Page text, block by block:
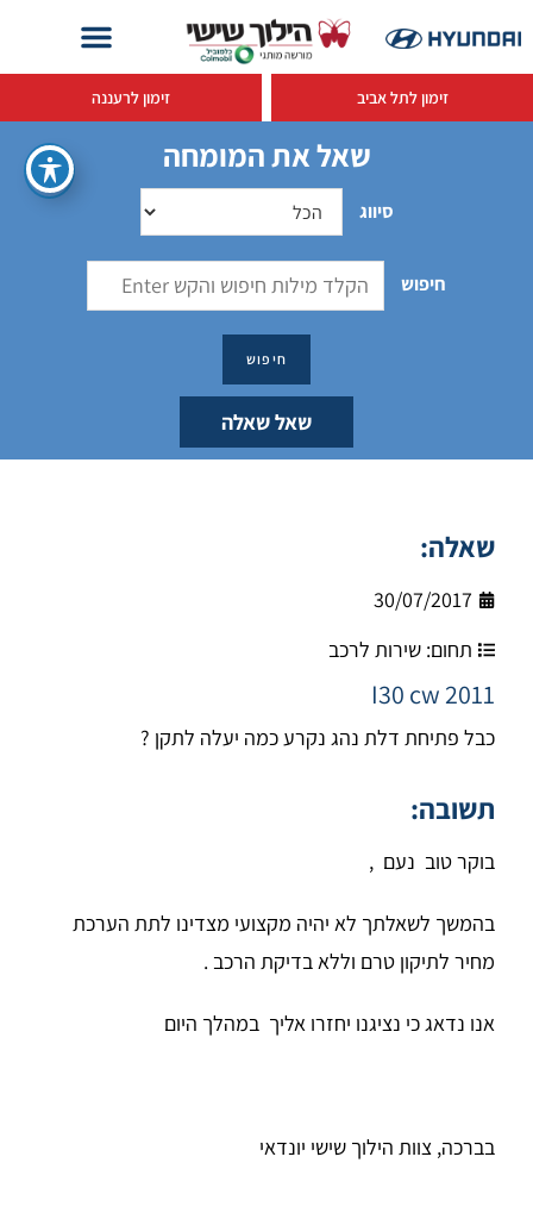
זימון לתל אביב זימון לרעננה
שאל את המומחה
סיווג
חיפוש
שאל שאלה
שאלה:
30/07/2017
תחום: שירות לרכב
I30 cw 2011
כבל פתיחת דלת נהג נקרע כמה יעלה לתקן ?
תשובה:
בוקר טוב נעם ,
בהמשך לשאלתך לא יהיה מקצועי מצדינו לתת הערכת
מחיר לתיקון טרם וללא בדיקת הרכב .
אנו נדאג כי נציגנו יחזרו אליך במהלך היום
בברכה, צוות הילוך שישי יונדאי